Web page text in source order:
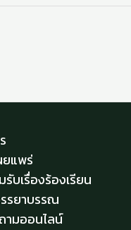
ยแพร่
บเรื่องร้องเรียน
รยาบรรณ
ามออนไลน์